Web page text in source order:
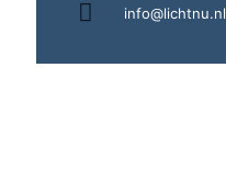
info@lichtnu.nl